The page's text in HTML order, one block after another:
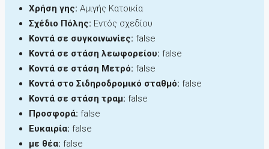
Χρήση γης: Αμιγής Κατοικία
Σχέδιο Πόλης: Εντός σχεδίου
Κοντά σε συγκοινωνίες: false
Κοντά σε στάση λεωφορείου: false
Κοντά σε στάση Μετρό: false
Κοντά στο Σιδηροδρομικό σταθμό: false
Κοντά σε στάση τραμ: false
Προσφορά: false
Ευκαιρία: false
με θέα: false